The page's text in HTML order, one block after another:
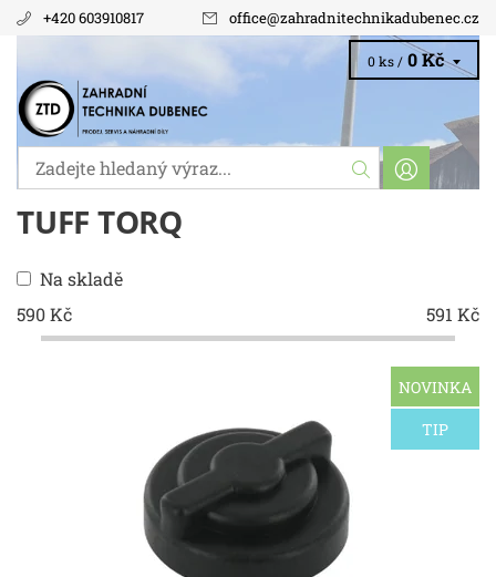
+420 603910817 office@zahradnitechnikadubenec.cz
0 ks / 0 Kč
TUFF TORQ
Na skladě
590Kč 591 Kč
NOVINKA
TIP
- Torq K46 K55 pro sekačky Stiga , Castel Garden, Viking,
Honda atd. Hodí se do otvoru...
Skladem 2 ks
1765